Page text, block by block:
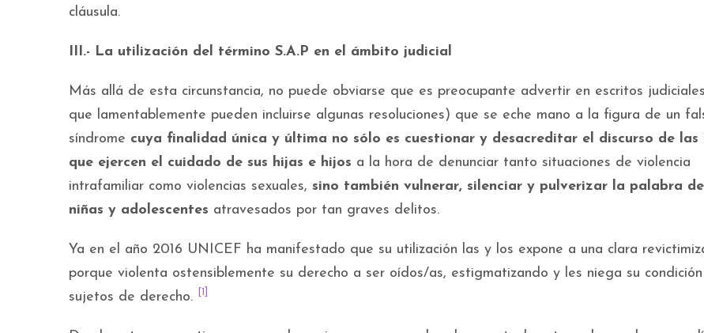
cláusula.
III.- La utilización del término S.A.P en el ámbito judicial
Más allá de esta circunstancia, no puede obviarse que es preocupante advertir en escritos
que lamentablemente pueden incluirse algunas resoluciones) que se eche mano a la figura de un
síndrome cuya finalidad única y última no sólo es cuestionar y desacreditar el discurso de las
que ejercen el cuidado de sus hijas e hijos a la hora de denunciar tanto situaciones de violencia
intrafamiliar como violencias sexuales, sino también vulnerar, silenciar y pulverizar la palabra
niñas y adolescentes atravesados por tan graves delitos.
Ya en el año 2016 UNICEF ha manifestado que su utilización las y los expone a una clara
porque violenta ostensiblemente su derecho a ser oídos/as, estigmatizando y les niega su
sujetos de derecho.